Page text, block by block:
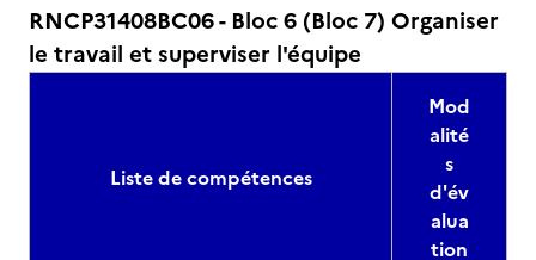
RNCP31408BC06 - Bloc 6 (Bloc 7) Organiser
le travail et superviser l'équipe
Liste de compétences
Mod
alité
s
d'év
alua
tion